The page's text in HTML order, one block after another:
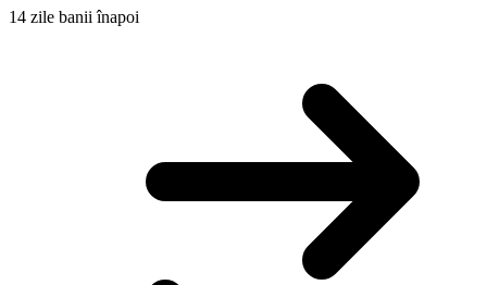
14 zile banii înapoi